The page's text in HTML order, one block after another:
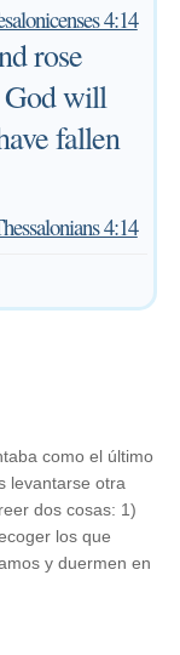
4:14
rose
God will
fallen
4:14
como el último
levantarse otra
dos cosas: 1)
los que
y duermen en